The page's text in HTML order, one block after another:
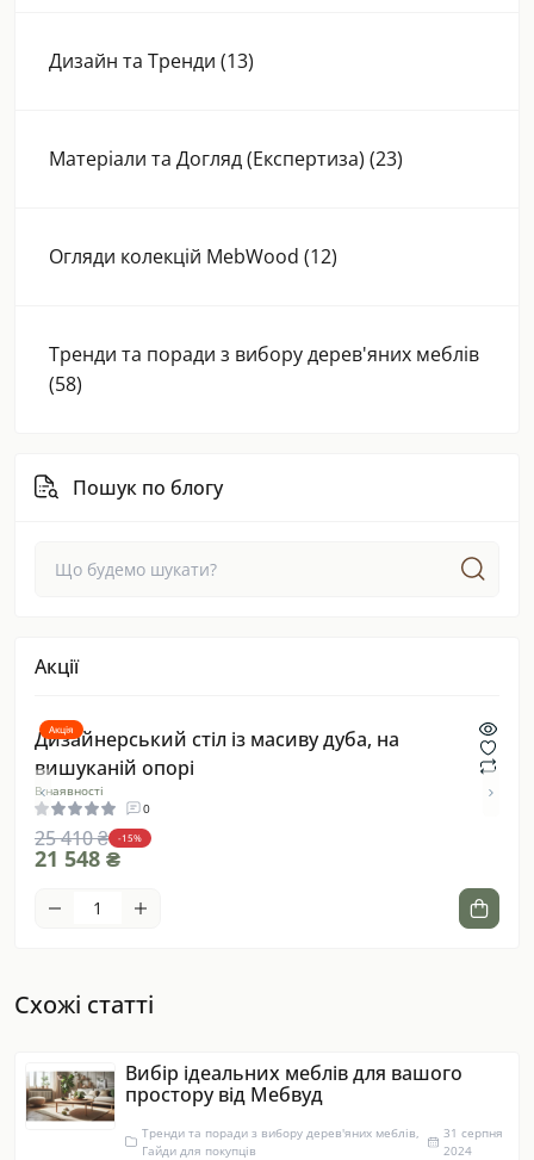
Дизайн та Тренди (13)
Матеріали та Догляд (Експертиза) (23)
Огляди колекцій MebWood (12)
Тренди та поради з вибору дерев'яних меблів
(58)
Пошук по блогу
Акції
Акція
Дизайнерський стіл із масиву дуба, на
вишуканій опорі
В наявності
0
25 410 ₴ -15%
21 548 ₴
Схожі статті
Вибір ідеальних меблів для вашого
простору від Мебвуд
Тренди та поради з вибору дерев'яних меблів,
Гайди для покупців
31 серпня
2024